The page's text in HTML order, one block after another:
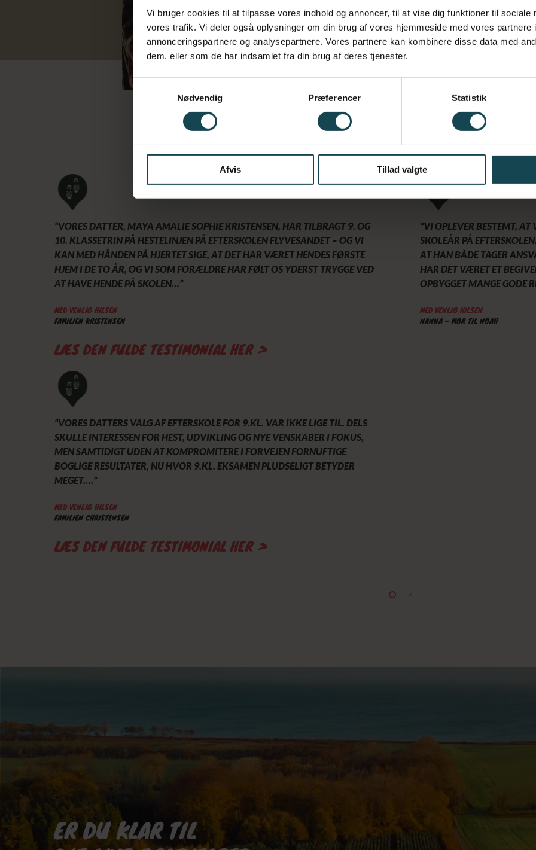
Vi bruger cookies til at tilpasse vores indhold og annoncer, til at vise dig funktioner til sociale
vores trafik. Vi deler også oplysninger om din brug af vores hjemmeside med vores partnere
annonceringspartnere og analysepartnere. Vores partnere kan kombinere disse data med
dem, eller som de har indsamlet fra din brug af deres tjenester.
Nødvendig
Præferencer Statistik
Afvis Tillad valgte
“VORES DATTER, MAYA AMALIE SOPHIE KRISTENSEN, HAR TILBRAGT 9. OG
10. KLASSETRIN PÅ HESTELINJEN PÅ EFTERSKOLEN FLYVESANDET – OG VI
KAN MED HÅNDEN PÅ HJERTET SIGE, AT DET HAR VÆRET HENDES FØRSTE
HJEM I DE TO ÅR, OG VI SOM FORÆLDRE HAR FØLT OS YDERST TRYGGE VED
AT HAVE HENDE PÅ SKOLEN…”
MED VENLIG HILSEN
FAMILIEN KRISTENSEN
LÆS DEN FULDE TESTIMONIAL HER >
“VORES DATTERS VALG AF EFTERSKOLE FOR 9.KL. VAR IKKE LIGE TIL. DELS
SKULLE INTERESSEN FOR HEST, UDVIKLING OG NYE VENSKABER I FOKUS,
MEN SAMTIDIGT UDEN AT KOMPROMITERE I FORVEJEN FORNUFTIGE
BOGLIGE RESULTATER, NU HVOR 9.KL. EKSAMEN PLUDSELIGT BETYDER
MEGET….”
MED VENLIG HILSEN
FAMILIEN CHRISTENSEN
LÆS DEN FULDE TESTIMONIAL HER >
“VI OPLEVER BESTEMT, AT
SKOLEÅR PÅ
AT HAN BÅDE TAGER
HAR DET VÆRET ET
OPBYGGET MANGE GODE
MED VENLIG HILSEN
NANNA – MOR TIL NOAH
ER DU KLAR TIL
ET DØGN PÅ EFTERSKOLEN